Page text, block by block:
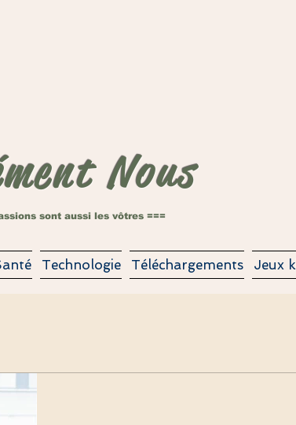
Nous
sont aussi les vôtres ===
Technologie Téléchargements Jeux